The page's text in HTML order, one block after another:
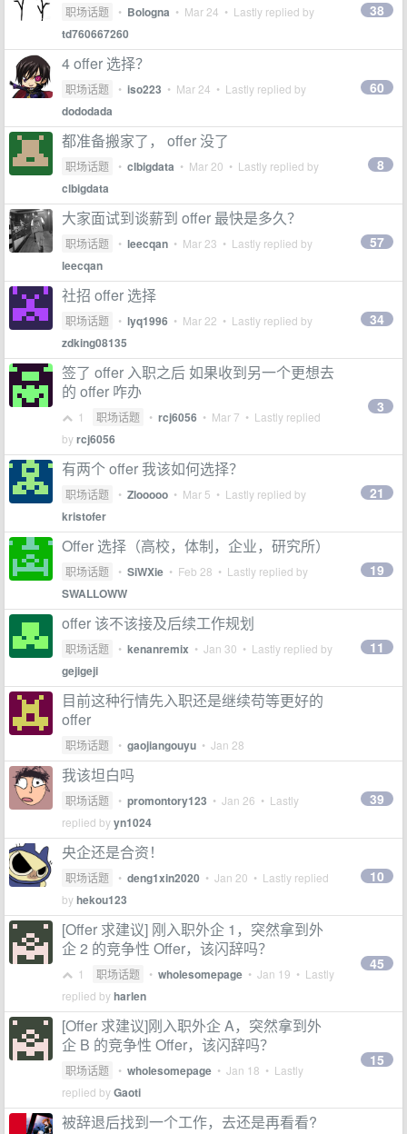
职场话题 • Bologna • Mar 24 • Lastly replied by
td760667260
38
4 offer 选择？
职场话题 • iso223 • Mar 24 • Lastly replied by
dododada
60
都准备搬家了， offer 没了
职场话题 • clbigdata • Mar 20 • Lastly replied by
clbigdata
8
大家面试到谈薪到 offer 最快是多久？
职场话题 • leecqan • Mar 23 • Lastly replied by
leecqan
57
社招 offer 选择
职场话题 • lyq1996 • Mar 22 • Lastly replied by
zdking08135
34
签了 offer 入职之后 如果收到另一个更想去
的 offer 咋办
1 职场话题 • rcj6056 • Mar 7 • Lastly replied
byrcj6056
3
有两个 offer 我该如何选择？
职场话题 • Zlooooo • Mar 5 • Lastly replied by
kristofer
21
Offer 选择（高校，体制，企业，研究所）
职场话题 • SiWXie • Feb 28 • Lastly replied by
SWALLOWW
19
offer 该不该接及后续工作规划
职场话题 • kenanremix • Jan 30 • Lastly replied by
gejigeji
11
目前这种行情先入职还是继续苟等更好的
offer
职场话题 • gaojiangouyu • Jan 28
我该坦白吗
职场话题 • promontory123 • Jan 26 • Lastly
replied byyn1024
39
央企还是合资！
职场话题 • deng1xin2020 • Jan 20 • Lastly replied
byhekou123
10
[Offer 求建议] 刚入职外企 1，突然拿到外
企 2 的竞争性 Offer，该闪辞吗？
1 职场话题 • wholesomepage • Jan 19 • Lastly
replied byharlen
45
[Offer 求建议]刚入职外企 A，突然拿到外
企 B 的竞争性 Offer，该闪辞吗？
职场话题 • wholesomepage • Jan 18 • Lastly
replied byGaoti
15
被辞退后找到一个工作，去还是再看看?